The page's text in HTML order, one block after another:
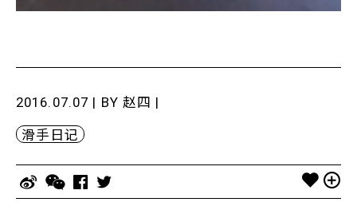
2016.07.07 | BY 赵四 |
滑手日记